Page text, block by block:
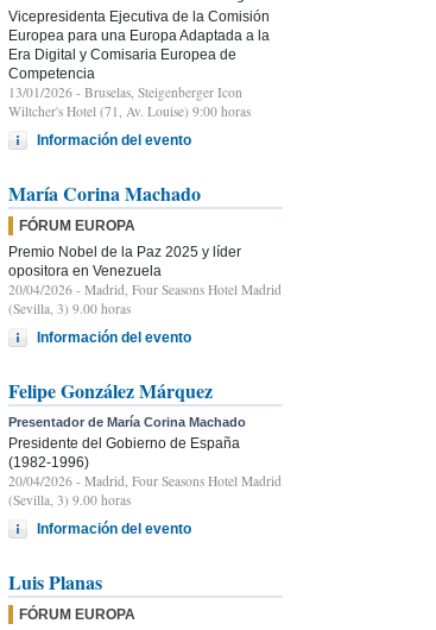
Vicepresidenta Ejecutiva de la Comisión
Europea para una Europa Adaptada a la
Era Digital y Comisaria Europea de
Competencia
13/01/2026 - Bruselas, Steigenberger Icon
Wiltcher's Hotel (71, Av. Louise) 9:00 horas
Información del evento
María Corina Machado
FÓRUM EUROPA
Premio Nobel de la Paz 2025 y líder
opositora en Venezuela
20/04/2026 - Madrid, Four Seasons Hotel Madrid
(Sevilla, 3) 9.00 horas
Información del evento
Felipe González Márquez
Presentador de María Corina Machado
Presidente del Gobierno de España
(1982-1996)
20/04/2026 - Madrid, Four Seasons Hotel Madrid
(Sevilla, 3) 9.00 horas
Información del evento
Luis Planas
FÓRUM EUROPA